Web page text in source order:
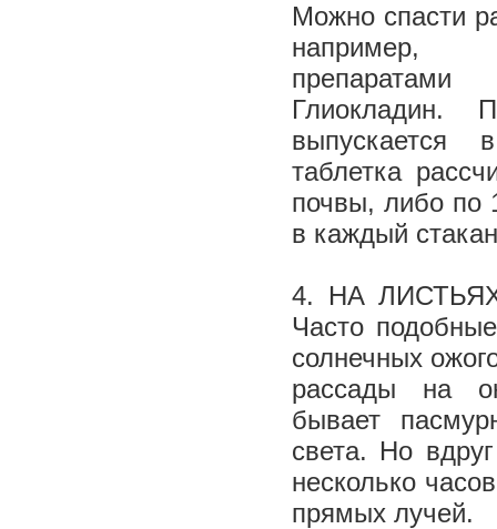
Можно спасти
например,
Глиокладин.
выпускается
таблетка
почвы, либо по
в каждый
4. НА
Часто
солнечных
рассады на
бывает
света. Но
несколько
прямых лучей.